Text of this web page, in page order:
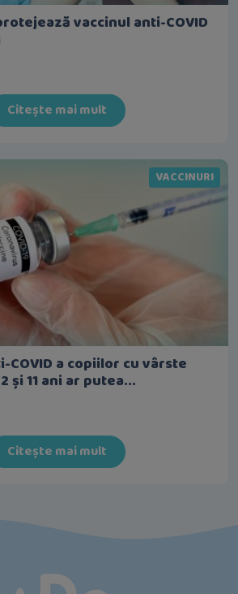
vaccinul anti-COVID
Citește mai mult
VACCINURI
COVID a copiilor cu vârste
și 11 ani ar putea...
Citește mai mult